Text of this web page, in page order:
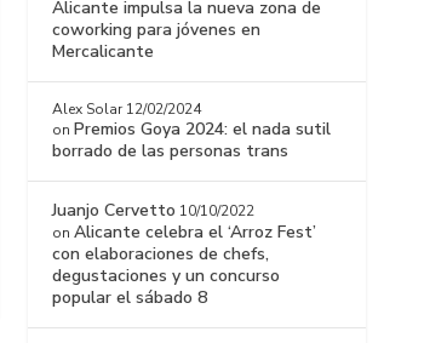
Alicante impulsa la nueva zona de
coworking para jóvenes en
Mercalicante
Alex Solar 12/02/2024
on Premios Goya 2024: el nada sutil
borrado de las personas trans
Juanjo Cervetto 10/10/2022
onAlicante celebra el ‘Arroz Fest’
con elaboraciones de chefs,
degustaciones y un concurso
popular el sábado 8